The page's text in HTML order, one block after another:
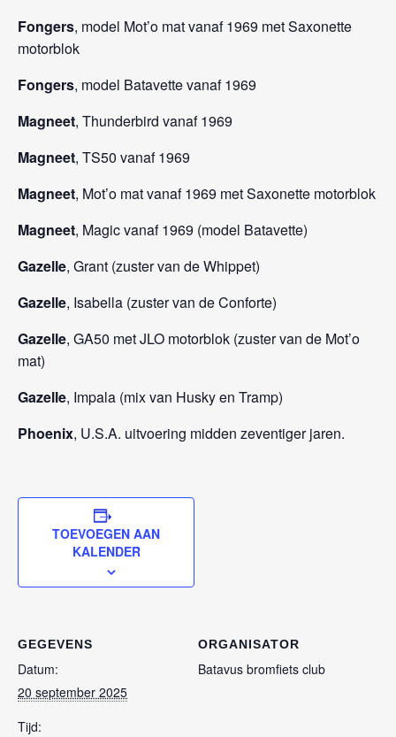
Fongers, model Mot’o mat vanaf 1969 met Saxonette
motorblok
Fongers, model Batavette vanaf 1969
Magneet, Thunderbird vanaf 1969
Magneet, TS50 vanaf 1969
Magneet, Mot’o mat vanaf 1969 met Saxonette motorblok
Magneet, Magic vanaf 1969 (model Batavette)
Gazelle, Grant (zuster van de Whippet)
Gazelle, Isabella (zuster van de Conforte)
Gazelle, GA50 met JLO motorblok (zuster van de Mot’o
mat)
Gazelle, Impala (mix van Husky en Tramp)
Phoenix, U.S.A. uitvoering midden zeventiger jaren.
TOEVOEGEN AAN
KALENDER
GEGEVENS
Datum:
20 september 2025
Tijd:
ORGANISATOR
Batavus bromfiets club